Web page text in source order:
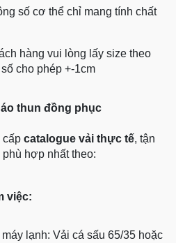
số cơ thể chỉ mang tính chất
hàng vui lòng lấy size theo
cho phép +-1cm
thun đồng phục
cấp catalogue vải thực tế, tận
hợp nhất theo:
việc:
lạnh: Vải cá sấu 65/35 hoặc